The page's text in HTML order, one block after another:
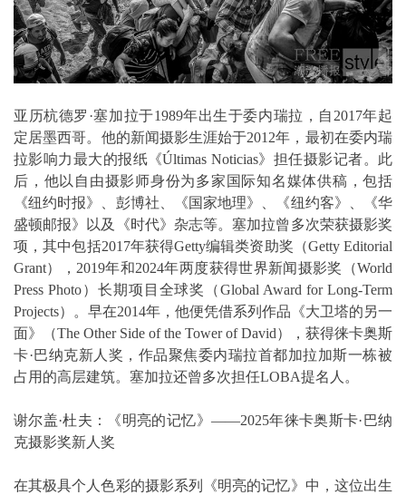
亚历杭德罗·塞加拉于1989年出生于委内瑞拉，自2017年起
定居墨西哥。他的新闻摄影生涯始于2012年，最初在委内瑞
拉影响力最大的报纸《Últimas Noticias》担任摄影记者。此
后，他以自由摄影师身份为多家国际知名媒体供稿，包括
《纽约时报》、彭博社、《国家地理》、《纽约客》、《华
盛顿邮报》以及《时代》杂志等。塞加拉曾多次荣获摄影奖
项，其中包括2017年获得Getty编辑类资助奖（Getty Editorial
Grant），2019年和2024年两度获得世界新闻摄影奖（World
Press Photo）长期项目全球奖（Global Award for Long-Term
Projects）。早在2014年，他便凭借系列作品《大卫塔的另一
面》（The Other Side of the Tower of David），获得徕卡奥斯
卡·巴纳克新人奖，作品聚焦委内瑞拉首都加拉加斯一栋被
占用的高层建筑。塞加拉还曾多次担任LOBA提名人。
谢尔盖·杜夫：《明亮的记忆》——2025年徕卡奥斯卡·巴纳
克摄影奖新人奖
在其极具个人色彩的摄影系列《明亮的记忆》中，这位出生